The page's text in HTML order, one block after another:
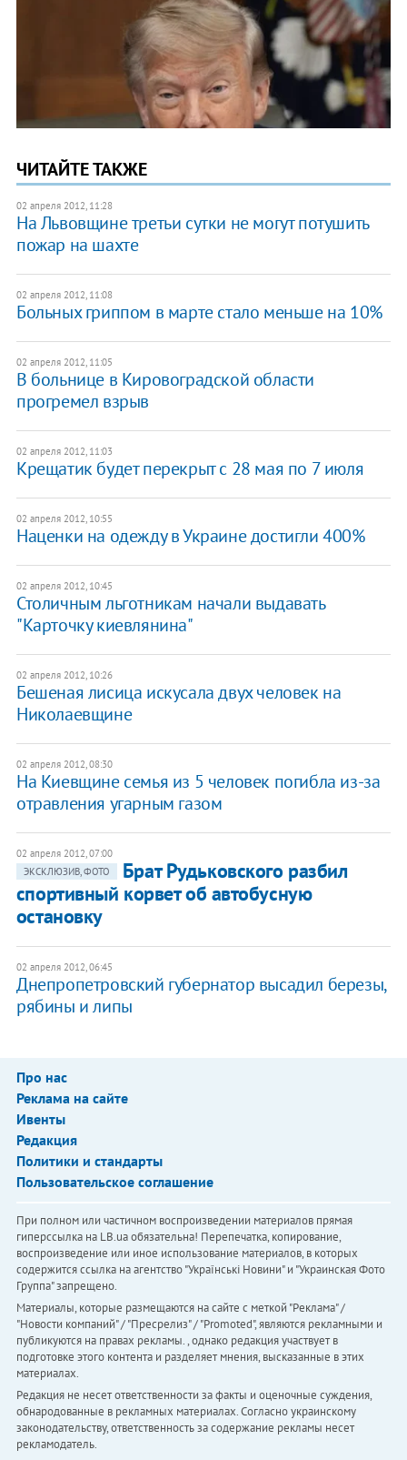
ЧИТАЙТЕ ТАКЖЕ
02 апреля 2012, 11:28
На Львовщине третьи сутки не могут потушить
пожар на шахте
02 апреля 2012, 11:08
Больных гриппом в марте стало меньше на 10%
02 апреля 2012, 11:05
В больнице в Кировоградской области
прогремел взрыв
02 апреля 2012, 11:03
Крещатик будет перекрыт с 28 мая по 7 июля
02 апреля 2012, 10:55
Наценки на одежду в Украине достигли 400%
02 апреля 2012, 10:45
Столичным льготникам начали выдавать
"Карточку киевлянина"
02 апреля 2012, 10:26
Бешеная лисица искусала двух человек на
Николаевщине
02 апреля 2012, 08:30
На Киевщине семья из 5 человек погибла из-за
отравления угарным газом
02 апреля 2012, 07:00
ЭКСКЛЮЗИВ, ФОТО
Брат Рудьковского разбил
спортивный корвет об автобусную
остановку
02 апреля 2012, 06:45
Днепропетровский губернатор высадил березы,
рябины и липы
Про нас
Реклама на сайте
Ивенты
Редакция
Политики и стандарты
Пользовательское соглашение
При полном или частичном воспроизведении материалов прямая
гиперссылка на LB.ua обязательна! Перепечатка, копирование,
воспроизведение или иное использование материалов, в которых
содержится ссылка на агентство "Українськi Новини" и "Украинская Фото
Группа" запрещено.
Материалы, которые размещаются на сайте с меткой "Реклама" /
"Новости компаний" / "Пресрелиз" / "Promoted", являются рекламными и
публикуются на правах рекламы. , однако редакция участвует в
подготовке этого контента и разделяет мнения, высказанные в этих
материалах.
Редакция не несет ответственности за факты и оценочные суждения,
обнародованные в рекламных материалах. Согласно украинскому
законодательству, ответственность за содержание рекламы несет
рекламодатель.